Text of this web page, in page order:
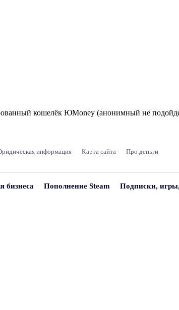
кошелёк ЮMoney (анонимный не
информация Карта сайта Про деньги
бизнеса Пополнение Steam Подписки,